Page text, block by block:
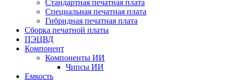
Стандартная печатная плата
Специальная печатная плата
Гибридная печатная плата
Сборка печатной платы
ПЭЦВД
Компонент
Компоненты ИИ
Чипсы ИИ
Емкость